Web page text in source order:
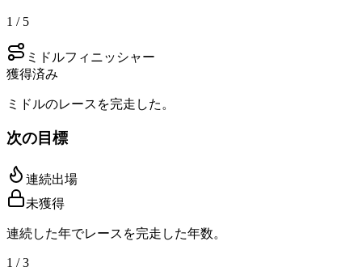
1 / 5
ミドルフィニッシャー
獲得済み
ミドルのレースを完走した。
次の目標
連続出場
未獲得
連続した年でレースを完走した年数。
1 / 3